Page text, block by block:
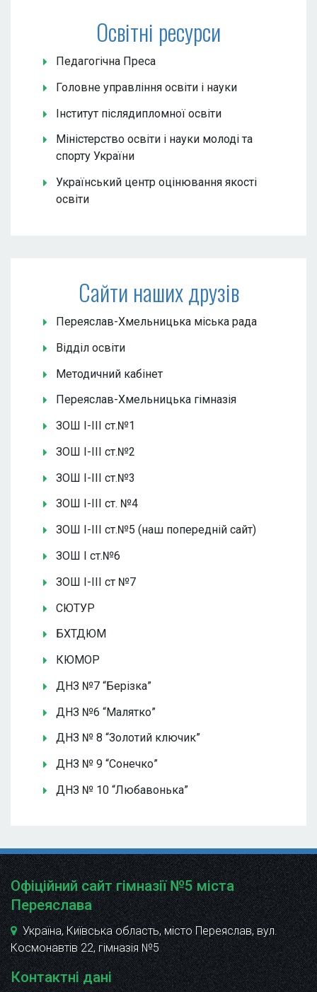
Освітні ресурси
Педагогічна Преса
Головне управління освіти і науки
Інститут післядипломної освіти
Міністерство освіти і науки молоді та
спорту України
Український центр оцінювання якості
освіти
Сайти наших друзів
Переяслав-Хмельницька міська рада
Відділ освіти
Методичний кабінет
Переяслав-Хмельницька гімназія
ЗОШ І-ІІІ ст.№1
ЗОШ І-ІІІ ст.№2
ЗОШ І-ІІІ ст.№3
ЗОШ І-ІІІ ст. №4
ЗОШ І-ІІІ ст.№5 (наш попередній сайт)
ЗОШ І ст.№6
ЗОШ І-ІІІ ст №7
СЮТУР
БХТДЮМ
КЮМОР
ДНЗ №7 “Берізка”
ДНЗ №6 “Малятко”
ДНЗ № 8 “Золотий ключик”
ДНЗ № 9 “Сонечко”
ДНЗ № 10 “Любавонька”
Офіційний сайт гімназії №5 міста
Переяслава
Україна, Київська область, місто Переяслав, вул.
Космонавтів 22, гімназія №5
Контактні дані